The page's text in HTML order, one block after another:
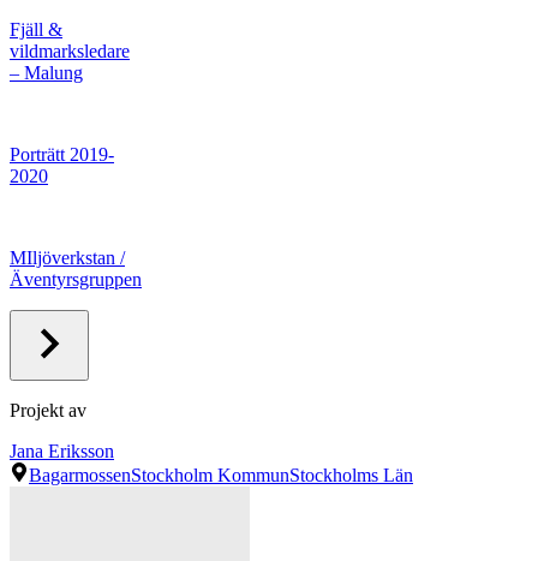
Fjäll &
vildmarksledare
– Malung
Porträtt 2019-
2020
MIljöverkstan /
Äventyrsgruppen
Projekt av
Jana Eriksson
BagarmossenStockholm KommunStockholms Län